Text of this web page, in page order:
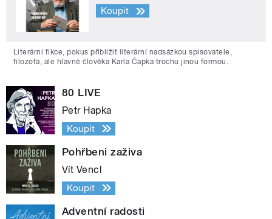
Koupit
Literární fikce, pokus přiblížit literární nadsázkou spisovatele,
filozofa, ale hlavně člověka Karla Čapka trochu jinou formou.
80 LIVE
Petr Hapka
Koupit
Pohřbeni zaživa
Vít Vencl
Koupit
Adventní radosti